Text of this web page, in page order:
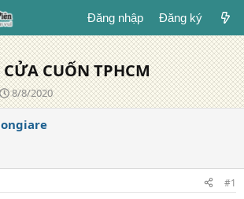
Đăng nhập Đăng ký
CỬA CUỐN TPHCM
N
g
à
g
8/8/2020
#1